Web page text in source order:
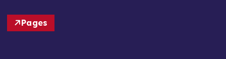
Pages